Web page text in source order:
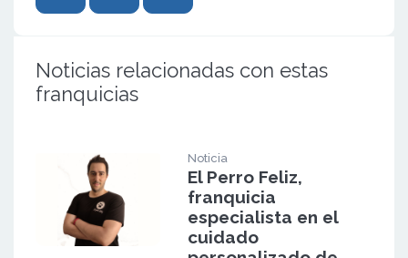
Noticias relacionadas con estas
franquicias
Noticia
El Perro Feliz,
franquicia
especialista en el
cuidado